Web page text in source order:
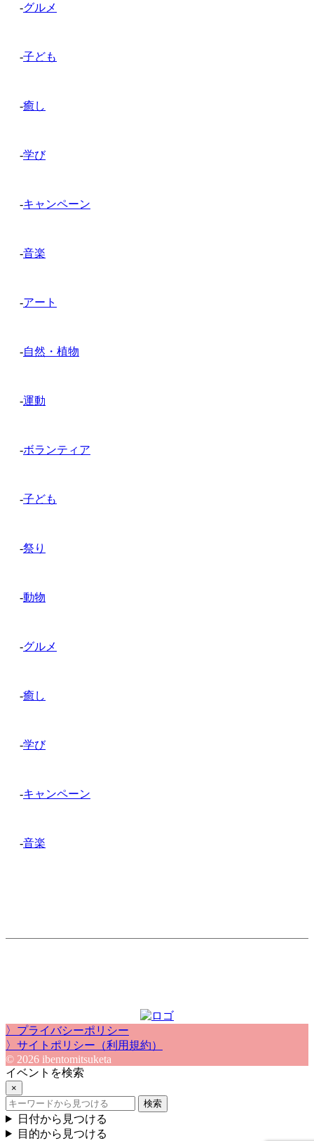
-グルメ
-子ども
-癒し
-学び
-キャンペーン
-音楽
-アート
-自然・植物
-運動
-ボランティア
-子ども
-祭り
-動物
-グルメ
-癒し
-学び
-キャンペーン
-音楽
〉プライバシーポリシー
〉サイトポリシー（利用規約）
© 2026 ibentomitsuketa
イベントを検索
×
検索
日付から見つける
目的から見つける